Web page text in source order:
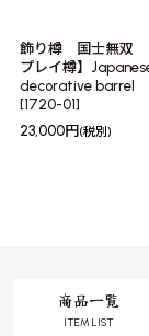
飾り樽 国士無双 1
プレイ樽】
decorative barrel
[1720-01]
23,000円 (税別)
商品一覧
ITEM LIST